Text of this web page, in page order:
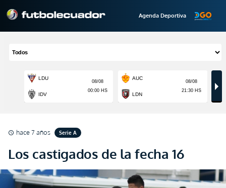
Agenda Deportiva
schedule hace 7 años Serie A
Los castigados de la fecha 16